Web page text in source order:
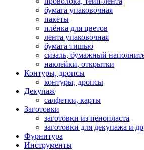
бумага упаковочная
пакеты
плёнка для цветов
лента упаковочная
бумага тишью
сизаль, бумажный
наклейки, открытки
Контуры, дропсы
контуры, дропсы
Декупаж
салфетки, карты
Заготовки
заготовки из пенопласта
заготовки для декупажа и
Фурнитура
Инструменты